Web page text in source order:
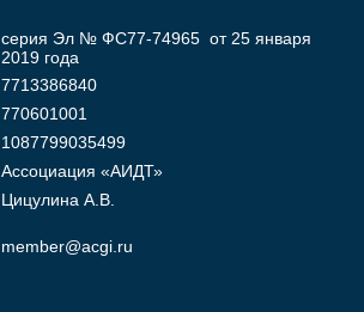
серия Эл № ФС77-74965 от 25 января
2019 года
7713386840
770601001
1087799035499
Ассоциация «АИДТ»
Цицулина А.В.
member@acgi.ru